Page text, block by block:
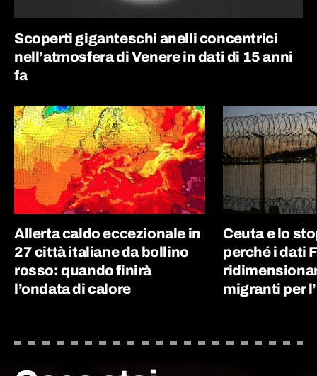
Scoperti giganteschi anelli concentrici
nell’atmosfera di Venere in dati di 15 anni
fa
Allerta caldo eccezionale in
27 città italiane da bollino
rosso: quando finirà
l’ondata di calore
Ceuta e lo
perché i dati
migranti per